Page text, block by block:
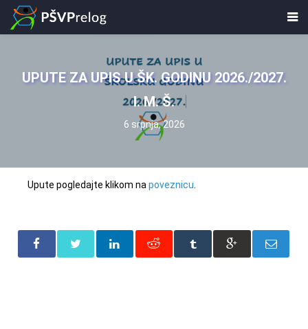
UPUTE ZA UPIS U ŠK. GODINU 2026./2027.
I. M. Š.
6 srpnja, 2026
Upute pogledajte klikom na poveznicu